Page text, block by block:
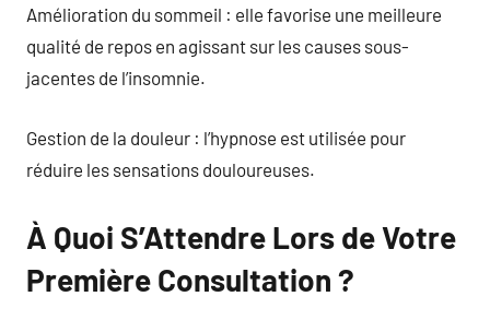
Amélioration du sommeil : elle favorise une meilleure
qualité de repos en agissant sur les causes sous-
jacentes de l’insomnie.
Gestion de la douleur : l’hypnose est utilisée pour
réduire les sensations douloureuses.
À Quoi S’Attendre Lors de Votre
Première Consultation ?